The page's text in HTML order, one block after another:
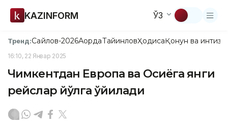
KAZINFORM ЎЗ
Тренд:Сайлов-2026АқордаТайинловҲодисаҚонун ва
16:10, 22 Январ 2025
Чимкентдан Европа ва Осиёга янги
рейслар йўлга қўйилади